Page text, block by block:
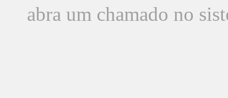
abra um chamado no